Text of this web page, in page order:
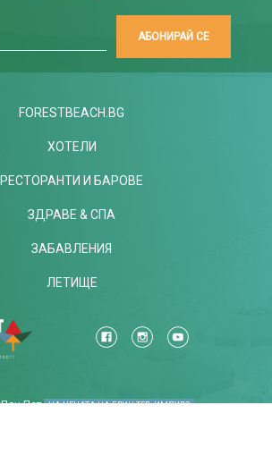
АБОНИРАЙ СЕ
FORESTBEACH.BG
ХОТЕЛИ
РЕСТОРАНТИ И БАРОВЕ
ЗДРАВЕ & СПА
ЗАБАВЛЕНИЯ
ЛЕТИЩЕ
Пон-Пет НА ЦЕНАТА НА ЕДИН ТЕЛ. ИМПУЛС